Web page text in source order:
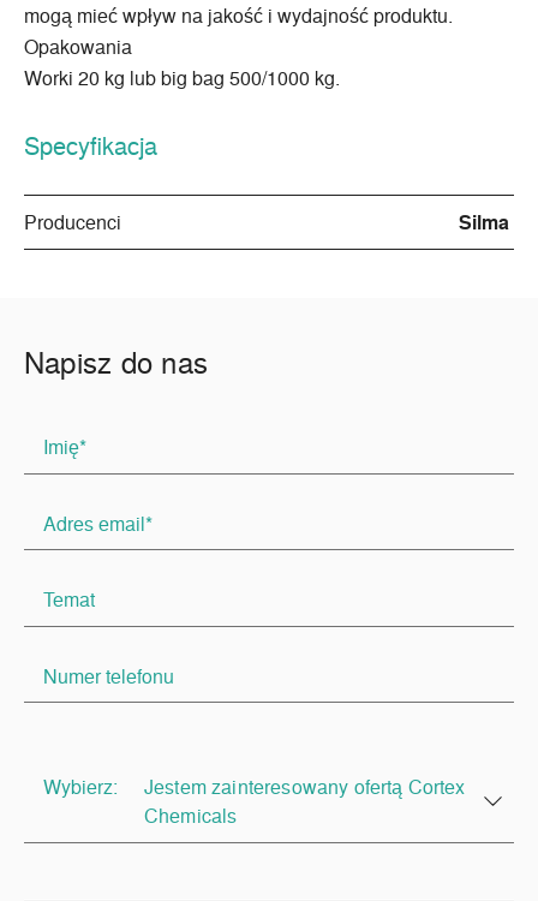
mogą mieć wpływ na jakość i wydajność produktu.
Opakowania
Worki 20 kg lub big bag 500/1000 kg.
Specyfikacja
Producenci Silma
Napisz do nas
Wybierz:
Jestem zainteresowany ofertą Cortex
Chemicals